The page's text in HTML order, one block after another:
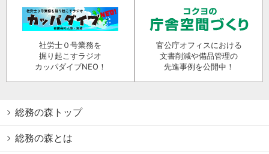
社労士０号業務を
掘り起こすラジオ
カッパダイブNEO！
官公庁オフィスにおける
文書削減や備品管理の
先進事例を公開中！
総務の森トップ
総務の森とは